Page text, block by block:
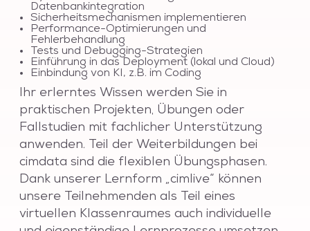
Datenbankintegration
Sicherheitsmechanismen implementieren
Performance-Optimierungen und
Fehlerbehandlung
Tests und Debugging-Strategien
Einführung in das Deployment (lokal und Cloud)
Einbindung von KI, z.B. im Coding
Ihr erlerntes Wissen werden Sie in
praktischen Projekten, Übungen oder
Fallstudien mit fachlicher Unterstützung
anwenden. Teil der Weiterbildungen bei
cimdata sind die flexiblen Übungsphasen.
Dank unserer Lernform „cimlive“ können
unsere Teilnehmenden als Teil eines
virtuellen Klassenraumes auch individuelle